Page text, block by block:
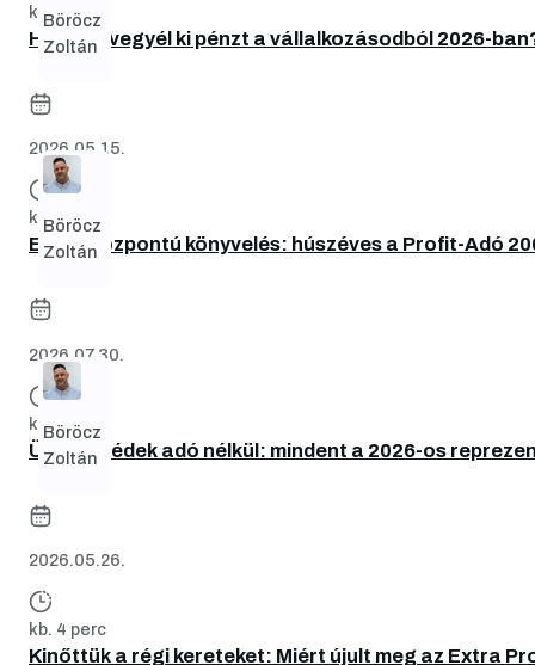
kb. 7 perc
Hogyan vegyél ki pénzt a vállalkozásodból 2026-
Böröcz
Zoltán
2026.05.15.
kb. 6 perc
Emberközpontú könyvelés: húszéves a Profit-Adó
Böröcz
Zoltán
2026.07.30.
kb. 3 perc
Üzleti ebédek adó nélkül: mindent a 2026-os
Böröcz
Zoltán
2026.05.26.
kb. 4 perc
Kinőttük a régi kereteket: Miért újult meg az Extra